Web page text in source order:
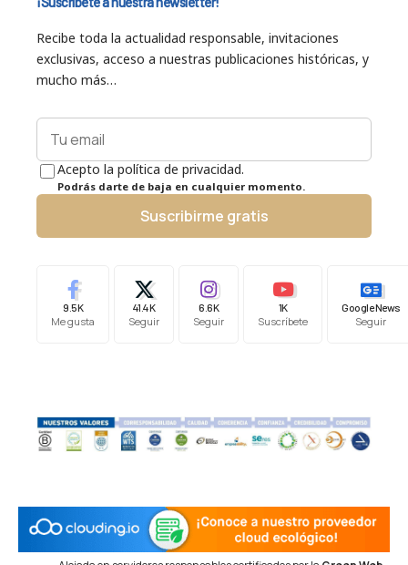
Recibe toda la actualidad responsable, invitaciones
exclusivas, acceso a nuestras publicaciones históricas, y
mucho más…
Acepto la política de privacidad.
Podrás darte de baja en cualquier momento.
Suscribirme gratis
9.5K
Me gusta
41.4K
Seguir
6.6K
Seguir
1K
Suscríbete
Google News
Seguir